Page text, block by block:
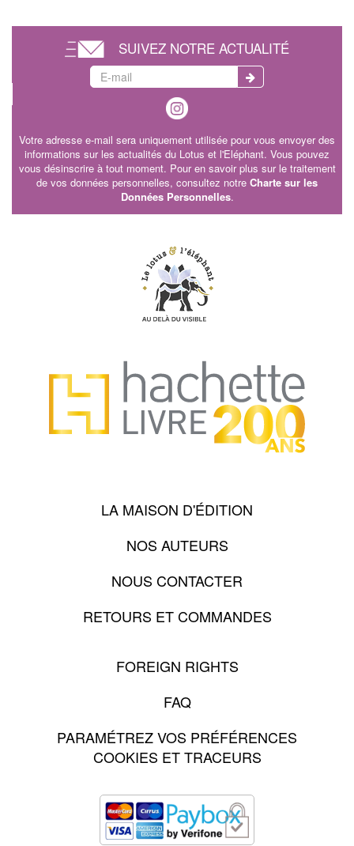
SUIVEZ NOTRE ACTUALITÉ
Votre adresse e-mail sera uniquement utilisée pour vous envoyer des
informations sur les actualités du Lotus et l'Eléphant. Vous pouvez
vous désinscrire à tout moment. Pour en savoir plus sur le traitement
de vos données personnelles, consultez notre Charte sur les
Données Personnelles.
LA MAISON D'ÉDITION
NOS AUTEURS
NOUS CONTACTER
RETOURS ET COMMANDES
FOREIGN RIGHTS
FAQ
PARAMÉTREZ VOS PRÉFÉRENCES
COOKIES ET TRACEURS